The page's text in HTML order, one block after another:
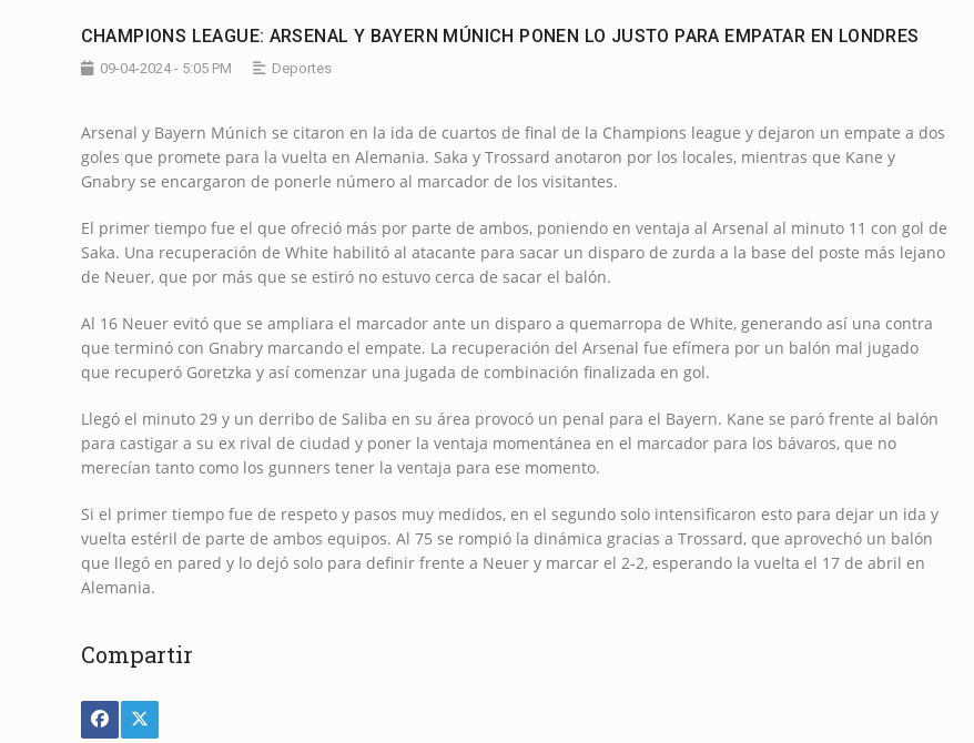
CHAMPIONS LEAGUE: ARSENAL Y BAYERN MÚNICH PONEN LO JUSTO PARA EMPATAR EN LONDRES
09-04-2024 - 5:05 PM Deportes
Arsenal y Bayern Múnich se citaron en la ida de cuartos de final de la Champions league y dejaron un empate a dos
goles que promete para la vuelta en Alemania. Saka y Trossard anotaron por los locales, mientras que Kane y
Gnabry se encargaron de ponerle número al marcador de los visitantes.
El primer tiempo fue el que ofreció más por parte de ambos, poniendo en ventaja al Arsenal al minuto 11 con gol de
Saka. Una recuperación de White habilitó al atacante para sacar un disparo de zurda a la base del poste más lejano
de Neuer, que por más que se estiró no estuvo cerca de sacar el balón.
Al 16 Neuer evitó que se ampliara el marcador ante un disparo a quemarropa de White, generando así una contra
que terminó con Gnabry marcando el empate. La recuperación del Arsenal fue efímera por un balón mal jugado
que recuperó Goretzka y así comenzar una jugada de combinación finalizada en gol.
Llegó el minuto 29 y un derribo de Saliba en su área provocó un penal para el Bayern. Kane se paró frente al balón
para castigar a su ex rival de ciudad y poner la ventaja momentánea en el marcador para los bávaros, que no
merecían tanto como los gunners tener la ventaja para ese momento.
Si el primer tiempo fue de respeto y pasos muy medidos, en el segundo solo intensificaron esto para dejar un ida y
vuelta estéril de parte de ambos equipos. Al 75 se rompió la dinámica gracias a Trossard, que aprovechó un balón
que llegó en pared y lo dejó solo para definir frente a Neuer y marcar el 2-2, esperando la vuelta el 17 de abril en
Alemania.
Compartir